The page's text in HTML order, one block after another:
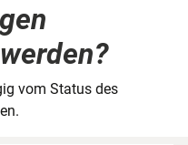
vom Status des